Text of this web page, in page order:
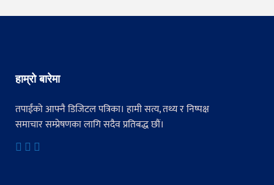
हाम्रो बारेमा
तपाईंको आफ्नै डिजिटल पत्रिका। हामी सत्य, तथ्य र निष्पक्ष
समाचार सम्प्रेषणका लागि सदैव प्रतिबद्ध छौं।